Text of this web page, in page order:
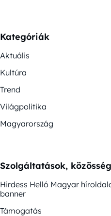
Kategóriák
Aktuális
Kultúra
Trend
Világpolitika
Magyarország
Szolgáltatások,
Hirdess Helló Magyar
banner
Támogatás